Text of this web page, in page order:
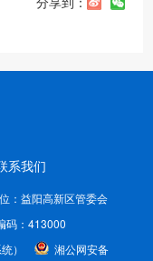
系我们
：益阳高新区管委会
码：413000
）
湘公网安备